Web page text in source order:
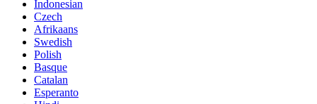
Indonesian
Czech
Afrikaans
Swedish
Polish
Basque
Catalan
Esperanto